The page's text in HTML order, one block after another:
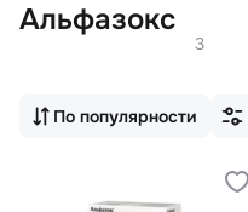
Альфазокс
3
По популярности